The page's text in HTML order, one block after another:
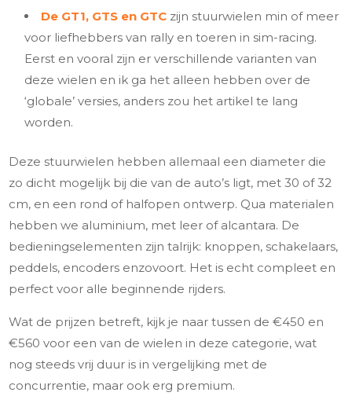
De GT1, GTS en GTC zijn stuurwielen min of meer
voor liefhebbers van rally en toeren in sim-racing.
Eerst en vooral zijn er verschillende varianten van
deze wielen en ik ga het alleen hebben over de
‘globale’ versies, anders zou het artikel te lang
worden.
Deze stuurwielen hebben allemaal een diameter die
zo dicht mogelijk bij die van de auto’s ligt, met 30 of 32
cm, en een rond of halfopen ontwerp. Qua materialen
hebben we aluminium, met leer of alcantara. De
bedieningselementen zijn talrijk: knoppen, schakelaars,
peddels, encoders enzovoort. Het is echt compleet en
perfect voor alle beginnende rijders.
Wat de prijzen betreft, kijk je naar tussen de €450 en
€560 voor een van de wielen in deze categorie, wat
nog steeds vrij duur is in vergelijking met de
concurrentie, maar ook erg premium.